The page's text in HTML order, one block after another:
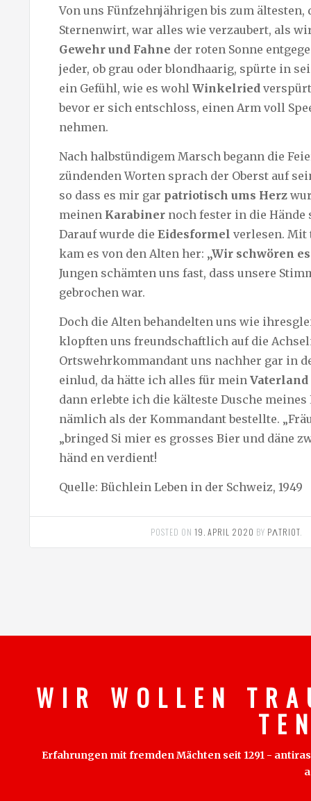
Von uns Fünfzehnjährigen bis zum ältesten,
Sternenwirt, war alles wie verzaubert, als
Gewehr und Fahne der roten Sonne
jeder, ob grau oder blondhaarig, spürte in
ein Gefühl, wie es wohl Winkelried
bevor er sich entschloss, einen Arm voll
nehmen.
Nach halbstündigem Marsch begann die
zündenden Worten sprach der Oberst auf
so dass es mir gar patriotisch ums Herz
meinen Karabiner noch fester in die Hände
Darauf wurde die Eidesformel verlesen. Mit
kam es von den Alten her: „Wir schwören
Jungen schämten uns fast, dass unsere
gebrochen war.
Doch die Alten behandelten uns wie
klopften uns freundschaftlich auf die
Ortswehrkommandant uns nachher gar in
einlud, da hätte ich alles für mein Vaterland
dann erlebte ich die kälteste Dusche meines
nämlich als der Kommandant bestellte.
„bringed Si mier es grosses Bier und däne
händ en verdient!
Quelle: Büchlein Leben in der Schweiz, 1949
POSTED ON 19. APRIL 2020 BY PΛTRIOT.
W I R W O L L E N T R
T E
Erfahrungen mit fremden Mächten seit 1291 -